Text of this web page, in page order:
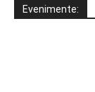
Evenimente: